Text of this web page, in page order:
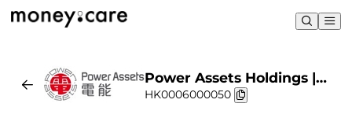
Power Assets Holdings |
Nachhaltigkeit & Chart
HK0006000050